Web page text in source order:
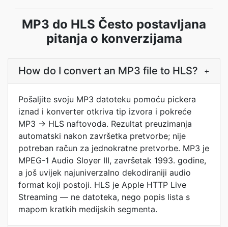
MP3 do HLS Često postavljana
pitanja o konverzijama
How do I convert an MP3 file to HLS? +
Pošaljite svoju MP3 datoteku pomoću pickera
iznad i konverter otkriva tip izvora i pokreće
MP3 → HLS naftovoda. Rezultat preuzimanja
automatski nakon završetka pretvorbe; nije
potreban račun za jednokratne pretvorbe. MP3 je
MPEG-1 Audio Sloyer III, završetak 1993. godine,
a još uvijek najuniverzalno dekodiraniji audio
format koji postoji. HLS je Apple HTTP Live
Streaming — ne datoteka, nego popis lista s
mapom kratkih medijskih segmenta.